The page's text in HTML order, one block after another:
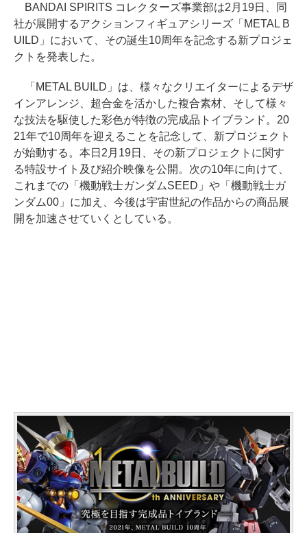
BANDAI SPIRITS コレクターズ事業部は2月19日、同
社が展開するアクションフィギュアシリーズ「METAL B
UILD」において、その誕生10周年を記念する新プロジェ
クトを発表した。
「METAL BUILD」は、様々なクリエイターによるデザ
インアレンジ、超合金を活かした複合素材、そして様々
な技法を駆使した彩色が特徴の完成品トイブランド。20
21年で10周年を迎えることを記念して、新プロジェクト
が始動する。本日2月19日、その新プロジェクトに関す
る特設サイト及び紹介映像を公開。次の10年に向けて、
これまでの「機動戦士ガンダムSEED」や「機動戦士ガ
ンダム00」に加え、今後は宇宙世紀の作品からの商品展
開を加速させていくとしている。